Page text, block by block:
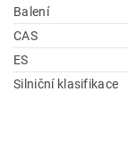
Balení
CAS
ES
Silniční klasifikace